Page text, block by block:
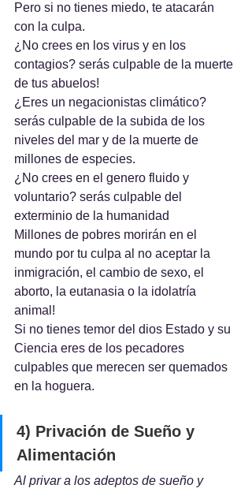
Pero si no tienes miedo, te atacarán
con la culpa.
¿No crees en los virus y en los
contagios? serás culpable de la muerte
de tus abuelos!
¿Eres un negacionistas climático?
serás culpable de la subida de los
niveles del mar y de la muerte de
millones de especies.
¿No crees en el genero fluido y
voluntario? serás culpable del
exterminio de la humanidad
Millones de pobres morirán en el
mundo por tu culpa al no aceptar la
inmigración, el cambio de sexo, el
aborto, la eutanasia o la idolatría
animal!
Si no tienes temor del dios Estado y su
Ciencia eres de los pecadores
culpables que merecen ser quemados
en la hoguera.
4) Privación de Sueño y
Alimentación
Al privar a los adeptos de sueño y